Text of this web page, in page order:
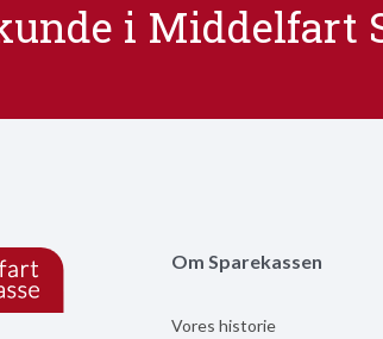
i Middelfart
Om Sparekassen
Vores historie